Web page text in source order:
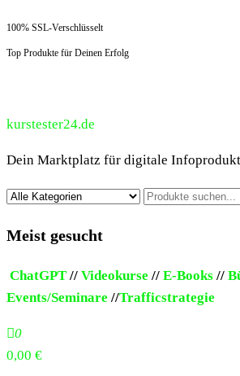
100% SSL-Verschlüsselt
Top Produkte für Deinen Erfolg
kurstester24.de
Dein Marktplatz für digitale
Meist gesucht
ChatGPT // Videokurse // E-Books //
Events/Seminare //Trafficstrategie
0
0,00 €